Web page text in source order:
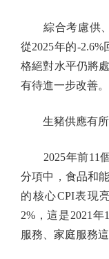
綜合考慮供、
從2025年的-
格絕對水平仍將
有待進一步改善。
生豬供應有所
2025年前11個
分項中，食品和
的核心CPI表現
2%，這是2021
服務、家庭服務